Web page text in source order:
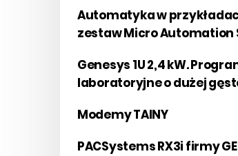
Automatyka w
zestaw Micro Automation
Genesys 1U 2,4 kW.
laboratoryjne o dużej
Modemy TAINY
PACSystems RX3i firmy